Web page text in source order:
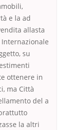
e la ad
allasta
su
ottenere in
ma Città
del a
la altri